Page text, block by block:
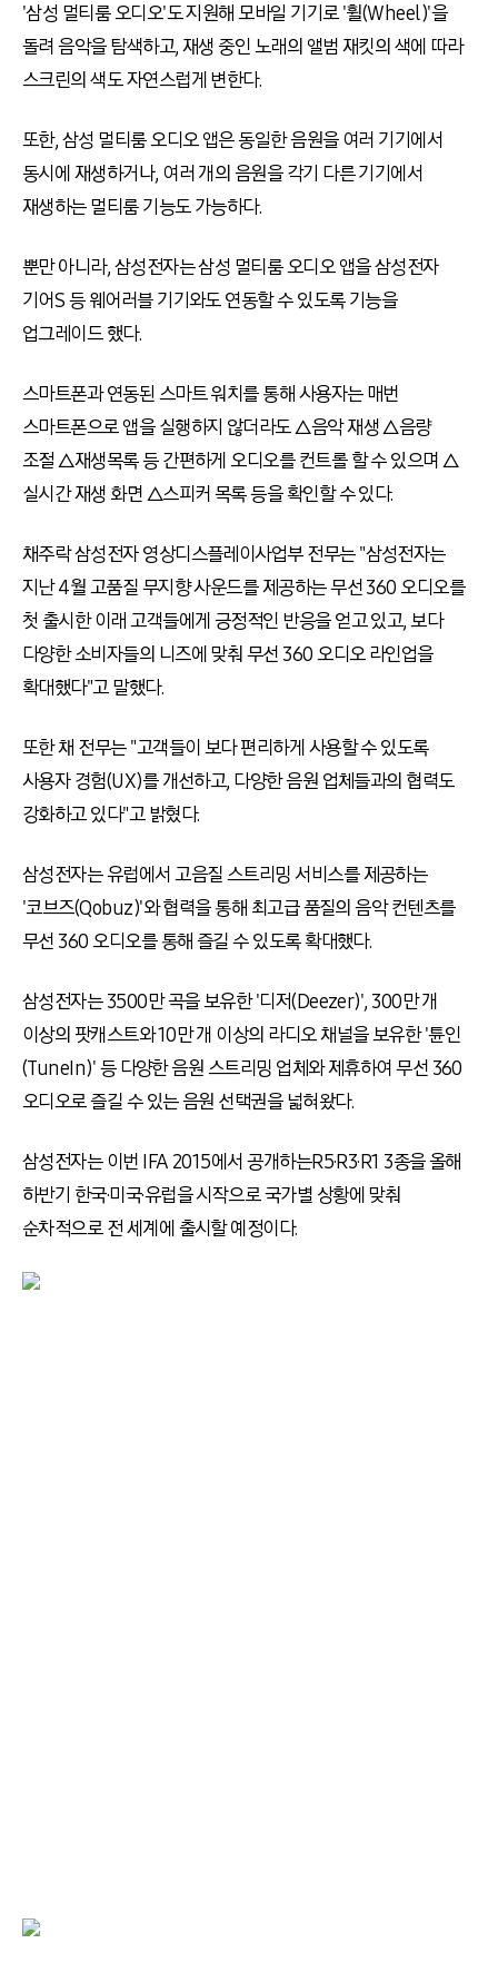
'삼성 멀티룸 오디오'도 지원해 모바일 기기로 '휠(Wheel)'을
돌려 음악을 탐색하고, 재생 중인 노래의 앨범 재킷의 색에 따라
스크린의 색도 자연스럽게 변한다.
또한, 삼성 멀티룸 오디오 앱은 동일한 음원을 여러 기기에서
동시에 재생하거나, 여러 개의 음원을 각기 다른 기기에서
재생하는 멀티룸 기능도 가능하다.
뿐만 아니라, 삼성전자는 삼성 멀티룸 오디오 앱을 삼성전자
기어S 등 웨어러블 기기와도 연동할 수 있도록 기능을
업그레이드 했다.
스마트폰과 연동된 스마트 워치를 통해 사용자는 매번
스마트폰으로 앱을 실행하지 않더라도 △음악 재생 △음량
조절 △재생목록 등 간편하게 오디오를 컨트롤 할 수 있으며 △
실시간 재생 화면 △스피커 목록 등을 확인할 수 있다.
채주락 삼성전자 영상디스플레이사업부 전무는 "삼성전자는
지난 4월 고품질 무지향 사운드를 제공하는 무선 360 오디오를
첫 출시한 이래 고객들에게 긍정적인 반응을 얻고 있고, 보다
다양한 소비자들의 니즈에 맞춰 무선 360 오디오 라인업을
확대했다"고 말했다.
또한 채 전무는 "고객들이 보다 편리하게 사용할 수 있도록
사용자 경험(UX)를 개선하고, 다양한 음원 업체들과의 협력도
강화하고 있다"고 밝혔다.
삼성전자는 유럽에서 고음질 스트리밍 서비스를 제공하는
'코브즈(Qobuz)'와 협력을 통해 최고급 품질의 음악 컨텐츠를
무선 360 오디오를 통해 즐길 수 있도록 확대했다.
삼성전자는 3500만 곡을 보유한 '디저(Deezer)', 300만 개
이상의 팟캐스트와 10만 개 이상의 라디오 채널을 보유한 '튠인
(TuneIn)' 등 다양한 음원 스트리밍 업체와 제휴하여 무선 360
오디오로 즐길 수 있는 음원 선택권을 넓혀왔다.
삼성전자는 이번 IFA 2015에서 공개하는R5·R3·R1 3종을 올해
하반기 한국·미국·유럽을 시작으로 국가별 상황에 맞춰
순차적으로 전 세계에 출시할 예정이다.